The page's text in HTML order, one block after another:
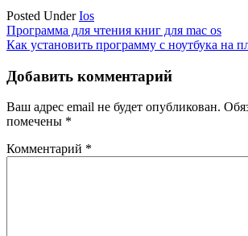
Posted UnderIos
Навигация
по
записям
Программа для чтения книг для mac os
Как установить программу с ноутбука на
Добавить комментарий
Ваш адрес email не будет опубликован.
помечены *
Комментарий *